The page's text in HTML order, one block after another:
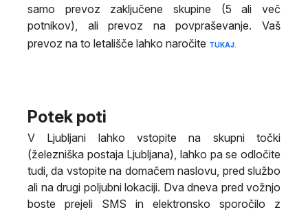
samo prevoz zaključene skupine (5 ali več
potnikov), ali prevoz na povpraševanje. Vaš
prevoz na to letališče lahko naročite TUKAJ.
Potek poti
V Ljubljani lahko vstopite na skupni točki
(železniška postaja Ljubljana), lahko pa se odločite
tudi, da vstopite na domačem naslovu, pred službo
ali na drugi poljubni lokaciji. Dva dneva pred vožnjo
boste prejeli SMS in elektronsko sporočilo z